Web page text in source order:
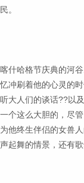
。
什哈格节庆典的河
冲刷着他的心灵的
大人们的谈话??以
个这么大胆的，尽
他终生伴侣的女兽
起舞的情景，还有